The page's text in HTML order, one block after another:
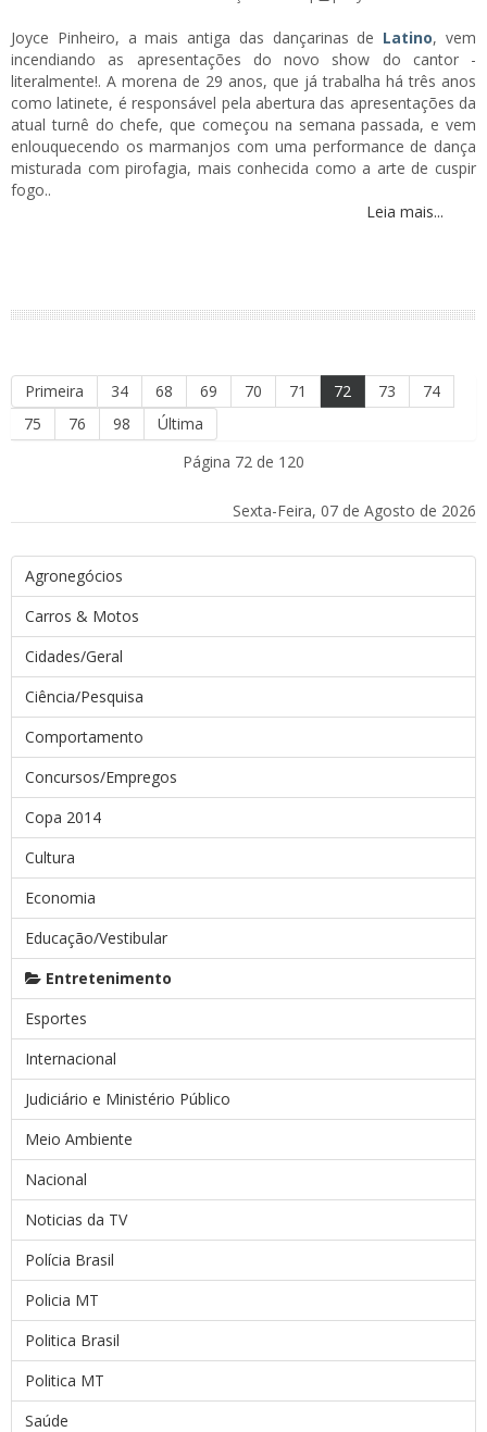
Joyce Pinheiro, a mais antiga das dançarinas de Latino, vem
incendiando as apresentações do novo show do cantor -
literalmente!. A morena de 29 anos, que já trabalha há três anos
como latinete, é responsável pela abertura das apresentações da
atual turnê do chefe, que começou na semana passada, e vem
enlouquecendo os marmanjos com uma performance de dança
misturada com pirofagia, mais conhecida como a arte de cuspir
fogo..
Leia mais...
Primeira 34 68 69 70 71 72 73
74
75
76 98
Última
Página 72 de 120
Sexta-Feira, 07 de Agosto de 2026
Agronegócios
Carros & Motos
Cidades/Geral
Ciência/Pesquisa
Comportamento
Concursos/Empregos
Copa 2014
Cultura
Economia
Educação/Vestibular
Entretenimento
Esportes
Internacional
Judiciário e Ministério Público
Meio Ambiente
Nacional
Noticias da TV
Polícia Brasil
Policia MT
Politica Brasil
Politica MT
Saúde